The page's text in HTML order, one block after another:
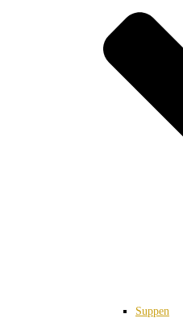
Suppen